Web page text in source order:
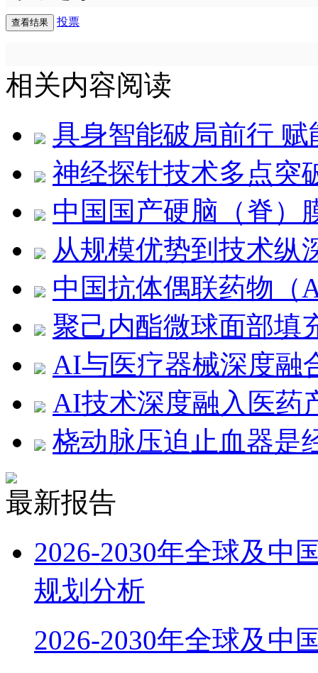
投票
相关内容阅读
具身智能破局前行
神经探针技术多点突
中国国产硬脑（脊）
从规模优势到技术纵
中国抗体偶联药物（
聚己内酯微球面部填
AI与医疗器械深度融
AI技术深度融入医药
桡动脉压迫止血器是
最新报告
2026-2030年全球及中
规划分析
2026-2030年全球及中